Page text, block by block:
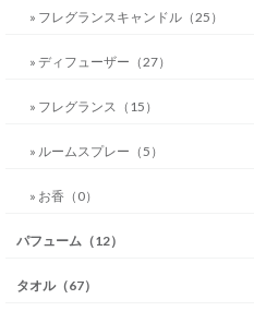
» フレグランスキャンドル（25）
» ディフューザー（27）
» フレグランス（15）
» ルームスプレー（5）
» お香（0）
パフューム（12）
タオル（67）